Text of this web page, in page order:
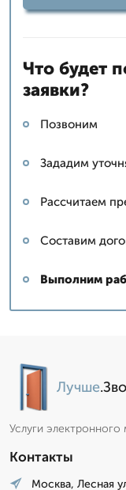
Что будет
заявки?
Позвоним
Зададим
Рассчитаем
Составим
Выполним
Лучше
Услуги электронного
Контакты
Москва, Лесная